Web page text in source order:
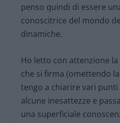
penso quindi di essere
conoscitrice del mondo
dinamiche.
Ho letto con attenzione
che si firma (omettendo
tengo a chiarire vari
alcune inesattezze e
una superficiale